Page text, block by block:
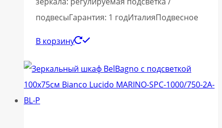
подвесыГарантия: 1 годИталияПодвесное
В корзину